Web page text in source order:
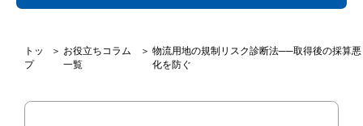
トッ
プ
＞ お役立ちコラム
一覧
＞物流用地の規制リスク診断法──取得後の採算悪
化を防ぐ